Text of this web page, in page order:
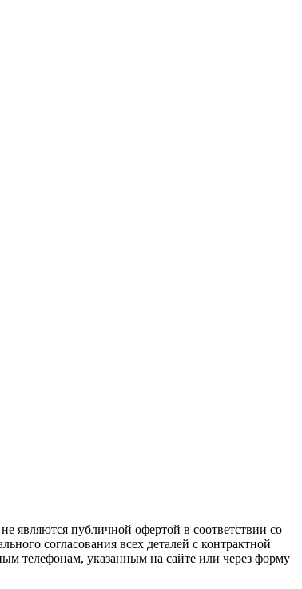
являются публичной офертой в соответствии со
согласования всех деталей с контрактной
телефонам, указанным на сайте или через форму